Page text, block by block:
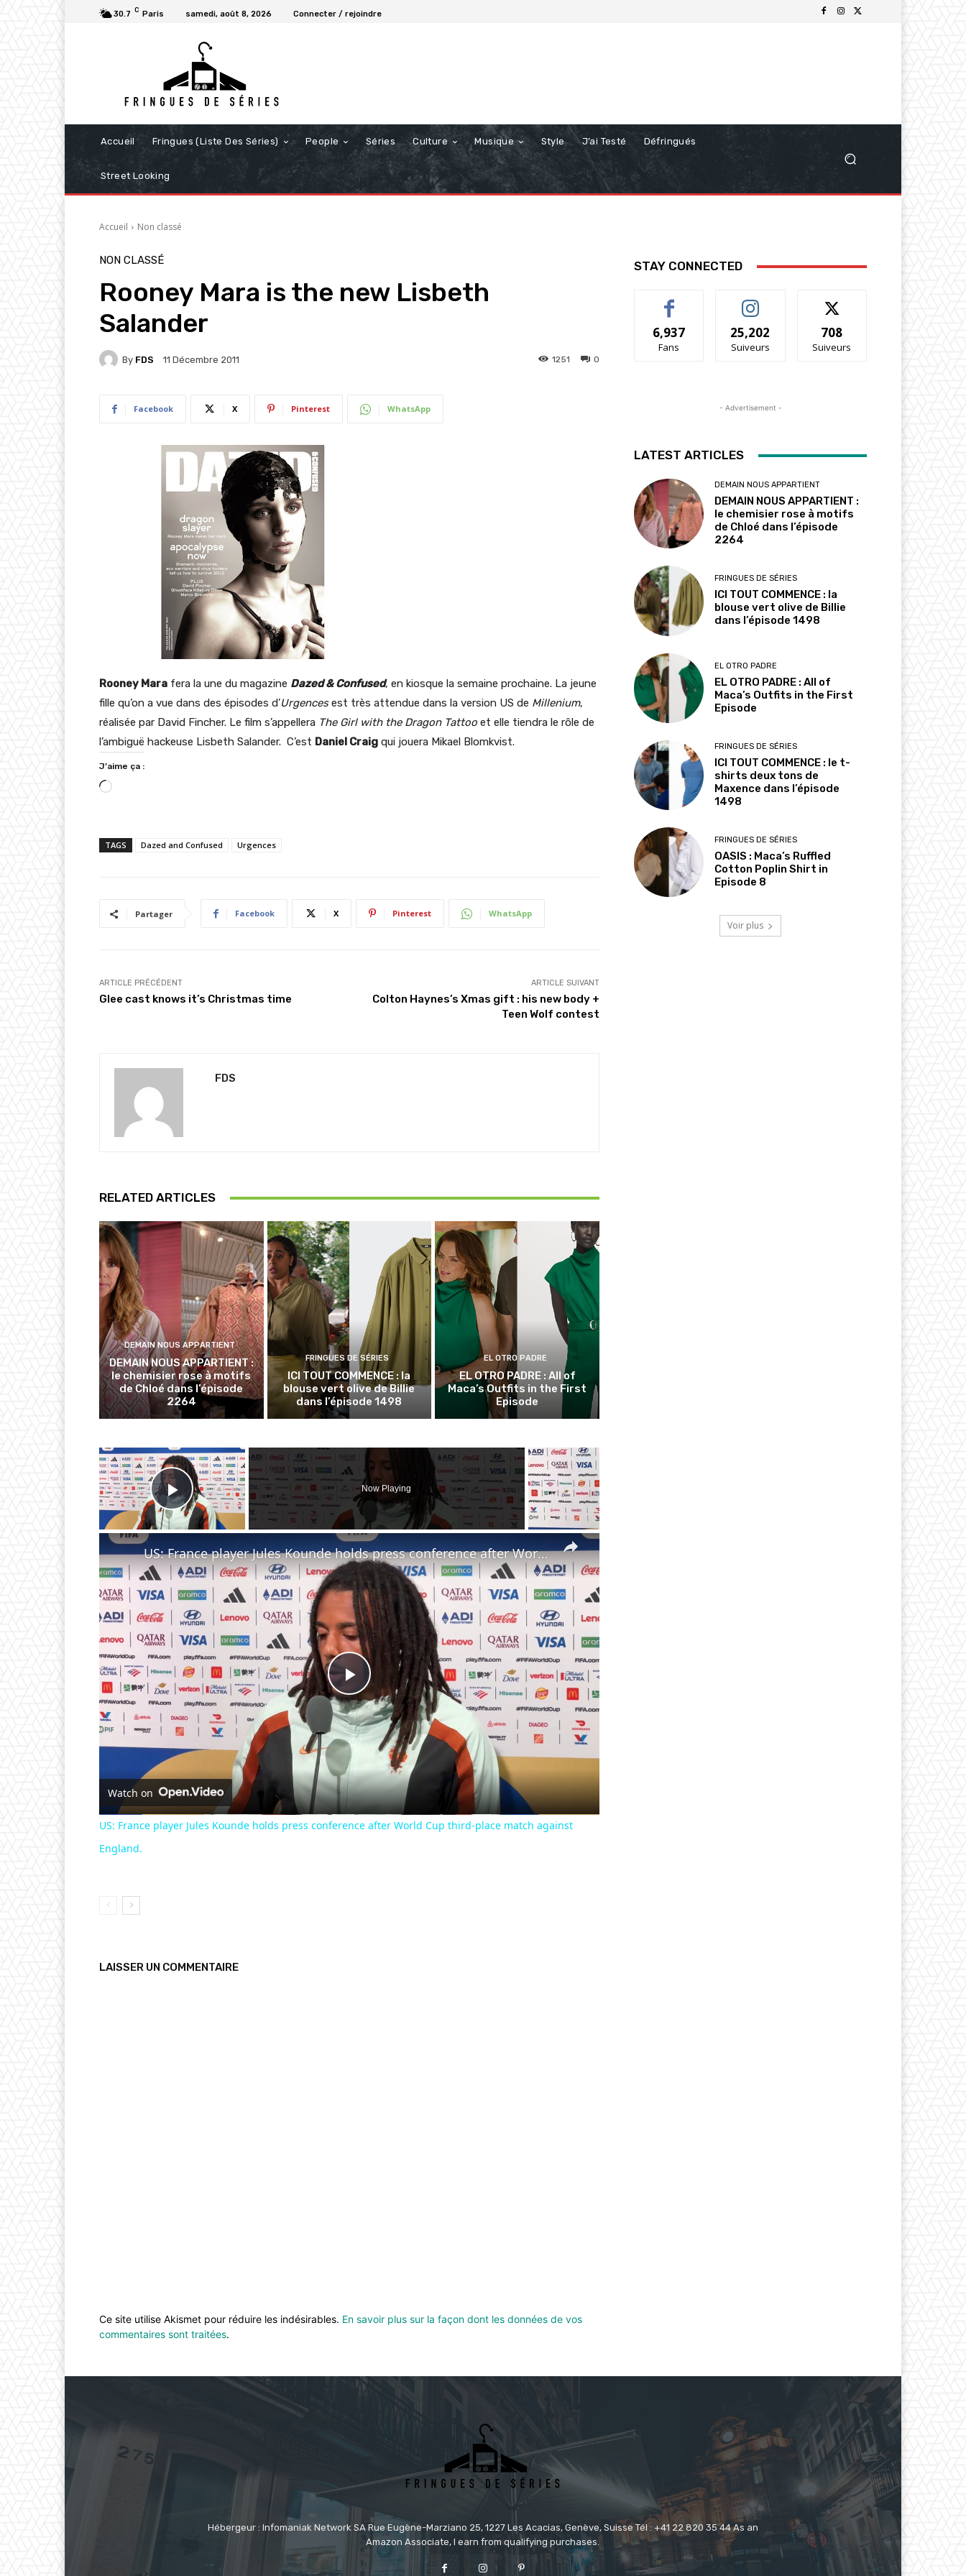
30.7 C Paris samedi, août 8, 2026 Connecter / rejoindre
Accueil Fringues (Liste Des Séries) People Séries Culture Musique Style J’ai Testé Défringués
Street Looking
Accueil Non classé
NON CLASSÉ
Rooney Mara is the new Lisbeth
Salander
By FDS 11 Décembre 2011 0
1251
Facebook X Pinterest WhatsApp
Rooney Mara fera la une du magazine Dazed & Confused, en kiosque la semaine prochaine. La jeune
fille qu’on a vue dans des épisodes d’Urgencesest très attendue dans la version US de Millenium,
réalisée par David Fincher. Le film s’appellera The Girl with the Dragon Tattoo et elle tiendra le rôle de
l’ambiguë hackeuse Lisbeth Salander. C’est Daniel Craig qui jouera Mikael Blomkvist.
J’aime ça :
C
r
…
TAGS Dazed and Confused Urgences
Partager Facebook X Pinterest WhatsApp
ARTICLE PRÉCÉDENT
Glee cast knows it’s Christmas time
ARTICLE SUIVANT
Colton Haynes’s Xmas gift : his new body +
Teen Wolf contest
FDS
RELATED ARTICLES
DEMAIN NOUS APPARTIENT
DEMAIN NOUS APPARTIENT :
le chemisier rose à motifs
de Chloé dans l’épisode
2264
FRINGUES DE SÉRIES
ICI TOUT COMMENCE : la
blouse vert olive de Billie
dans l’épisode 1498
EL OTRO PADRE
EL OTRO PADRE : All of
Maca’s Outfits in the First
Episode
×
Play Video
Now Playing
×
Play
Video
US: France player Jules Kounde holds press conference after World Cup third-place match against England.
Watch on
US: France player Jules Kounde holds press conference after World Cup third-place match against
England.
LAISSER UN COMMENTAIRE
Ce site utilise Akismet pour réduire les indésirables. En savoir plus sur la façon dont les données de vos
commentaires sont traitées.
STAY CONNECTED
6,937
Fans
25,202
Suiveurs
708
Suiveurs
- Advertisement -
LATEST ARTICLES
DEMAIN NOUS APPARTIENT
DEMAIN NOUS APPARTIENT :
le chemisier rose à motifs
de Chloé dans l’épisode
2264
FRINGUES DE SÉRIES
ICI TOUT COMMENCE : la
blouse vert olive de Billie
dans l’épisode 1498
EL OTRO PADRE
EL OTRO PADRE : All of
Maca’s Outfits in the First
Episode
FRINGUES DE SÉRIES
ICI TOUT COMMENCE : le t-
shirts deux tons de
Maxence dans l’épisode
1498
FRINGUES DE SÉRIES
OASIS : Maca’s Ruffled
Cotton Poplin Shirt in
Episode 8
Voir plus
Hébergeur : Infomaniak Network SA Rue Eugène-Marziano 25, 1227 Les Acacias, Genève, Suisse Tél : +41 22 820 35 44 As an
Amazon Associate, I earn from qualifying purchases.